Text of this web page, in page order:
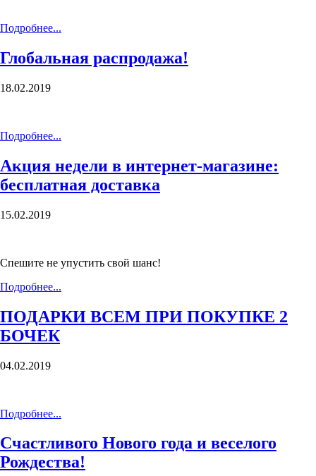
Подробнее...
Глобальная распродажа!
18.02.2019
Подробнее...
Акция недели в интернет-магазине:
бесплатная доставка
15.02.2019
Спешите не упустить свой шанс!
Подробнее...
ПОДАРКИ ВСЕМ ПРИ ПОКУПКЕ 2
БОЧЕК
04.02.2019
Подробнее...
Счастливого Нового года и веселого
Рождества!